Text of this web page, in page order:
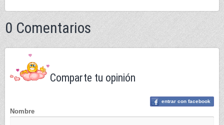
0 Comentarios
Comparte tu opinión
entrar con facebook
Nombre